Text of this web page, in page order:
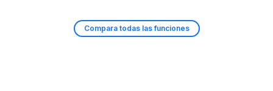
Compara todas las funciones